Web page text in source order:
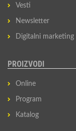
Vesti
Newsletter
Digitalni marketing
PROIZVODI
Online
Program
Katalog